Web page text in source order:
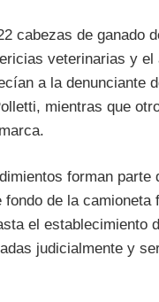
cabezas de ganado
veterinarias y
a la denunciante
mientras que
forman
de la
el establecimiento
judicialmente y